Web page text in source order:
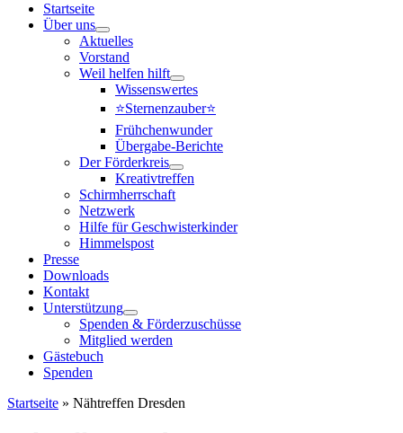
Startseite
Über uns
Aktuelles
Vorstand
Weil helfen hilft
Wissenswertes
⭐Sternenzauber⭐
Frühchenwunder
Übergabe-Berichte
Der Förderkreis
Kreativtreffen
Schirmherrschaft
Netzwerk
Hilfe für Geschwisterkinder
Himmelspost
Presse
Downloads
Kontakt
Unterstützung
Spenden & Förderzuschüsse
Mitglied werden
Gästebuch
Spenden
Startseite » Nähtreffen Dresden